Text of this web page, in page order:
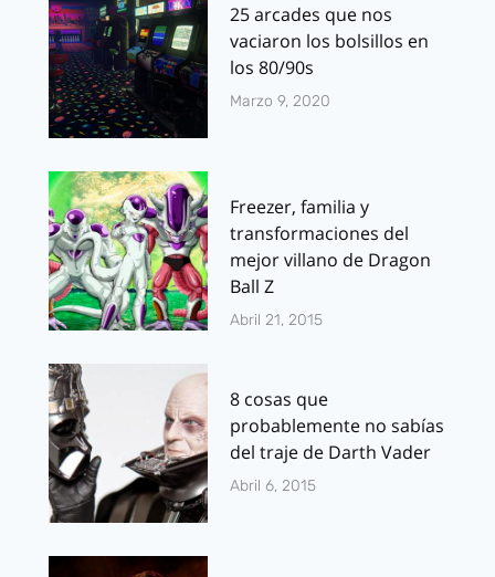
25 arcades que nos
vaciaron los bolsillos en
los 80/90s
Marzo 9, 2020
Freezer, familia y
transformaciones del
mejor villano de Dragon
Ball Z
Abril 21, 2015
8 cosas que
probablemente no sabías
del traje de Darth Vader
Abril 6, 2015